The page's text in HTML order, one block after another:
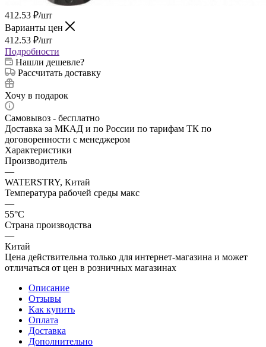
412.53 ₽/шт
Варианты цен
412.53 ₽/шт
Подробности
Нашли дешевле?
Рассчитать доставку
Хочу в подарок
Самовывоз - бесплатно
Доставка за МКАД и по России по тарифам ТК по
договоренности с менеджером
Характеристики
Производитель
—
WATERSTRY, Китай
Температура рабочей среды макс
—
55°С
Страна производства
—
Китай
Цена действительна только для интернет-магазина и может
отличаться от цен в розничных магазинах
Описание
Отзывы
Как купить
Оплата
Доставка
Дополнительно